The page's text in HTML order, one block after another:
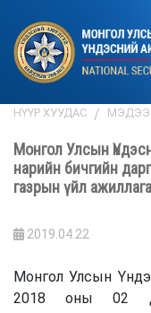
НҮҮР ХУУДАС
Монгол Улсын
нарийн бичгийн
газрын үйл
2019.04.22
Монгол Улсын
2018 оны 02